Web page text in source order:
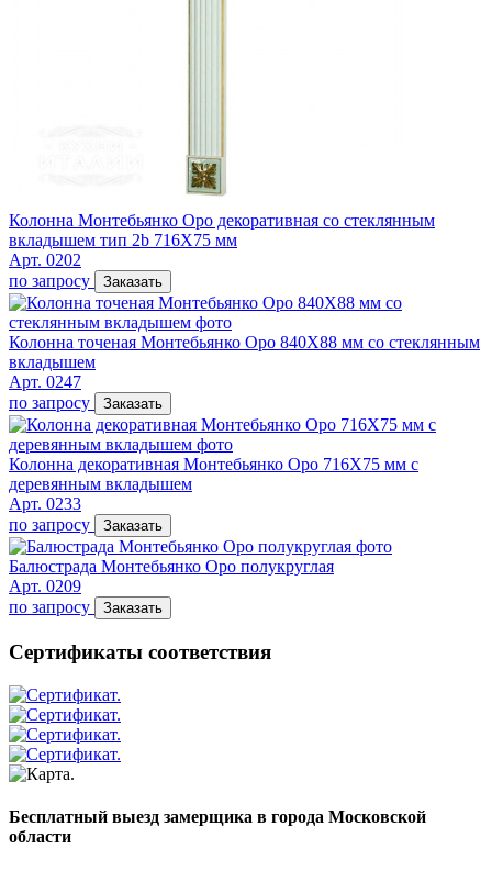
Колонна Монтебьянко Оро декоративная со стеклянным
вкладышем тип 2b 716Х75 мм
Арт. 0202
по запросу
Заказать
Колонна точеная Монтебьянко Оро 840Х88 мм со стеклянным
вкладышем
Арт. 0247
по запросу
Заказать
Колонна декоративная Монтебьянко Оро 716Х75 мм с
деревянным вкладышем
Арт. 0233
по запросу
Заказать
Балюстрада Монтебьянко Оро полукруглая
Арт. 0209
по запросу
Заказать
Сертификаты соответствия
Бесплатный выезд замерщика в города Московской
области